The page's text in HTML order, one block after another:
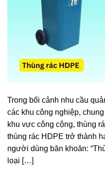
Trong bối cảnh nhu cầu
các khu công nghiệp,
khu vực công cộng, thùng
thùng rác HDPE trở thành
người dùng băn khoăn:
loại […]